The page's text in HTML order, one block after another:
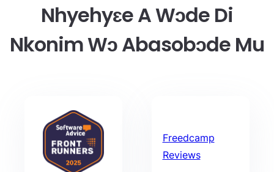
Nhyehyɛe A Wɔde Di
Nkonim Wɔ Abasobɔde Mu
Freedcamp
Reviews